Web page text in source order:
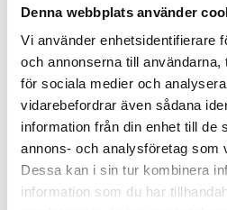
Denna webbplats använder
Vi använder enhetsidentifierare
och annonserna till användarna,
för sociala medier och
vidarebefordrar även sådana
information från din enhet till de
annons- och analysföretag som
Dessa kan i sin tur kombinera
information som du har
att låna flyttkartonger av oss?
Nyhetsarkiv
Huvudrubrik
Använd rutavdraget vid din flytt